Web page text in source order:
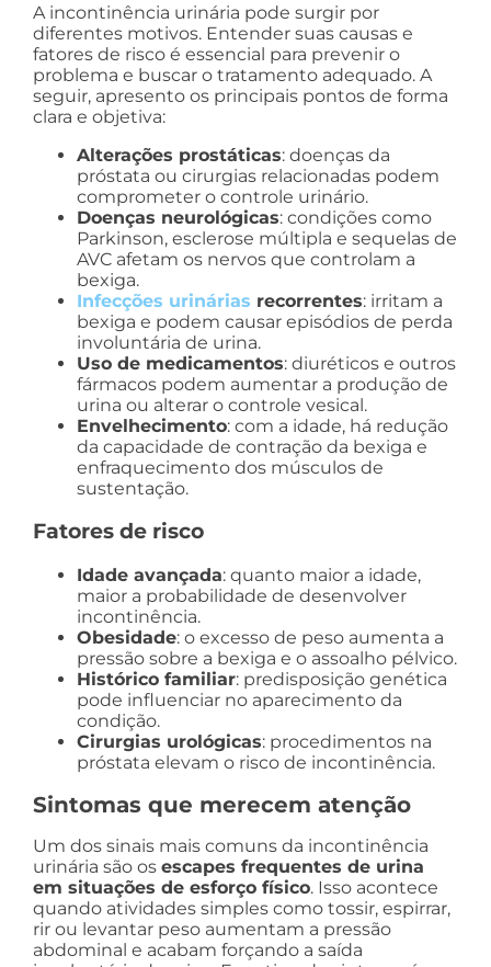
A incontinência urinária pode surgir por
diferentes motivos. Entender suas causas e
fatores de risco é essencial para prevenir o
problema e buscar o tratamento adequado. A
seguir, apresento os principais pontos de forma
clara e objetiva:
Alterações prostáticas: doenças da
próstata ou cirurgias relacionadas podem
comprometer o controle urinário.
Doenças neurológicas: condições como
Parkinson, esclerose múltipla e sequelas de
AVC afetam os nervos que controlam a
bexiga.
Infecções urinárias recorrentes: irritam a
bexiga e podem causar episódios de perda
involuntária de urina.
Uso de medicamentos: diuréticos e outros
fármacos podem aumentar a produção de
urina ou alterar o controle vesical.
Envelhecimento: com a idade, há redução
da capacidade de contração da bexiga e
enfraquecimento dos músculos de
sustentação.
Fatores de risco
Idade avançada: quanto maior a idade,
maior a probabilidade de desenvolver
incontinência.
Obesidade: o excesso de peso aumenta a
pressão sobre a bexiga e o assoalho pélvico.
Histórico familiar: predisposição genética
pode influenciar no aparecimento da
condição.
Cirurgias urológicas: procedimentos na
próstata elevam o risco de incontinência.
Sintomas que merecem atenção
Um dos sinais mais comuns da incontinência
urinária são os escapes frequentes de urina
em situações de esforço físico. Isso acontece
quando atividades simples como tossir, espirrar,
rir ou levantar peso aumentam a pressão
abdominal e acabam forçando a saída